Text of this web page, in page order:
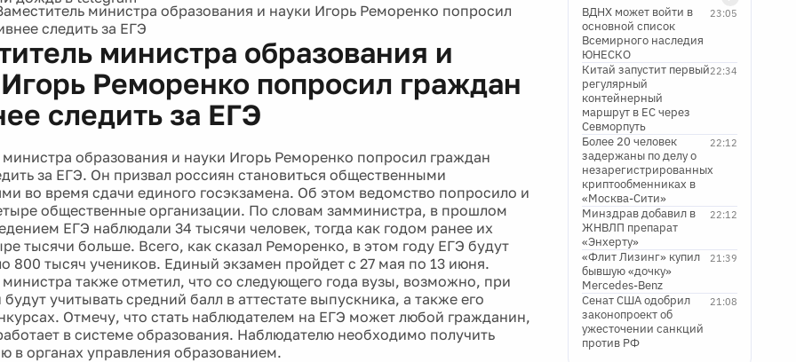
министра образования и науки Игорь Реморенко попросил
следить за ЕГЭ
министра образования и
Реморенко попросил граждан
следить за ЕГЭ
министра образования и науки Игорь Реморенко попросил граждан
за ЕГЭ. Он призвал россиян становиться общественными
во время сдачи единого госэкзамена. Об этом ведомство попросило и
общественные организации. По словам замминистра, в прошлом
ЕГЭ наблюдали 34 тысячи человек, тогда как годом ранее их
тысячи больше. Всего, как сказал Реморенко, в этом году ЕГЭ будут
800 тысяч учеников. Единый экзамен пройдет с 27 мая по 13 июня.
министра также отметил, что со следующего года вузы, возможно, при
учитывать средний балл в аттестате выпускника, а также его
Отмечу, что стать наблюдателем на ЕГЭ может любой гражданин,
в системе образования. Наблюдателю необходимо получить
в органах управления образованием.
23:05
ВДНХ может войти в
основной список
Всемирного наследия
ЮНЕСКО
22:34
Китай запустит первый
регулярный
контейнерный
маршрут в ЕС через
Севморпуть
22:12
Более 20 человек
задержаны по делу о
незарегистрированных
криптообменниках в
«Москва-Сити»
22:12
Минздрав добавил в
ЖНВЛП препарат
«Энхерту»
21:39
«Флит Лизинг» купил
бывшую «дочку»
Mercedes-Benz
21:08
Сенат США одобрил
законопроект об
ужесточении санкций
против РФ